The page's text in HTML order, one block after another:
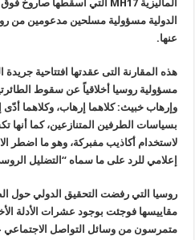
الماليزية MH17
التي أسقطها صاروخ فوق
الدولية مسؤولية مسلحين مدعومين من
عنها.
هذه المقارنة التى عقدتها افتتاحية
مسؤولية روسيا أخلاقياً عن سقوط
وإرهاب خبيث:كلاهما إرهاب، وكلاهما
بسياسات الطرفين المتنازعين، كما
لاستخدام أكاذيب مفبركة، وهو ما اضطر
إعلامي للرد على ما سماه “التضليل
روسيا التي رفضت التحقيق الدولي حول
مقاييسها فوجئت بوجود عشرات الأدلة
متمرسون من وسائل التواصل الاجتماعي